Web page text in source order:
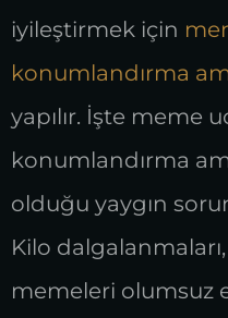
iyileştirmek için
konumlandırma
yapılır. İşte meme
konumlandırma
olduğu yaygın
Kilo
memeleri olumsuz